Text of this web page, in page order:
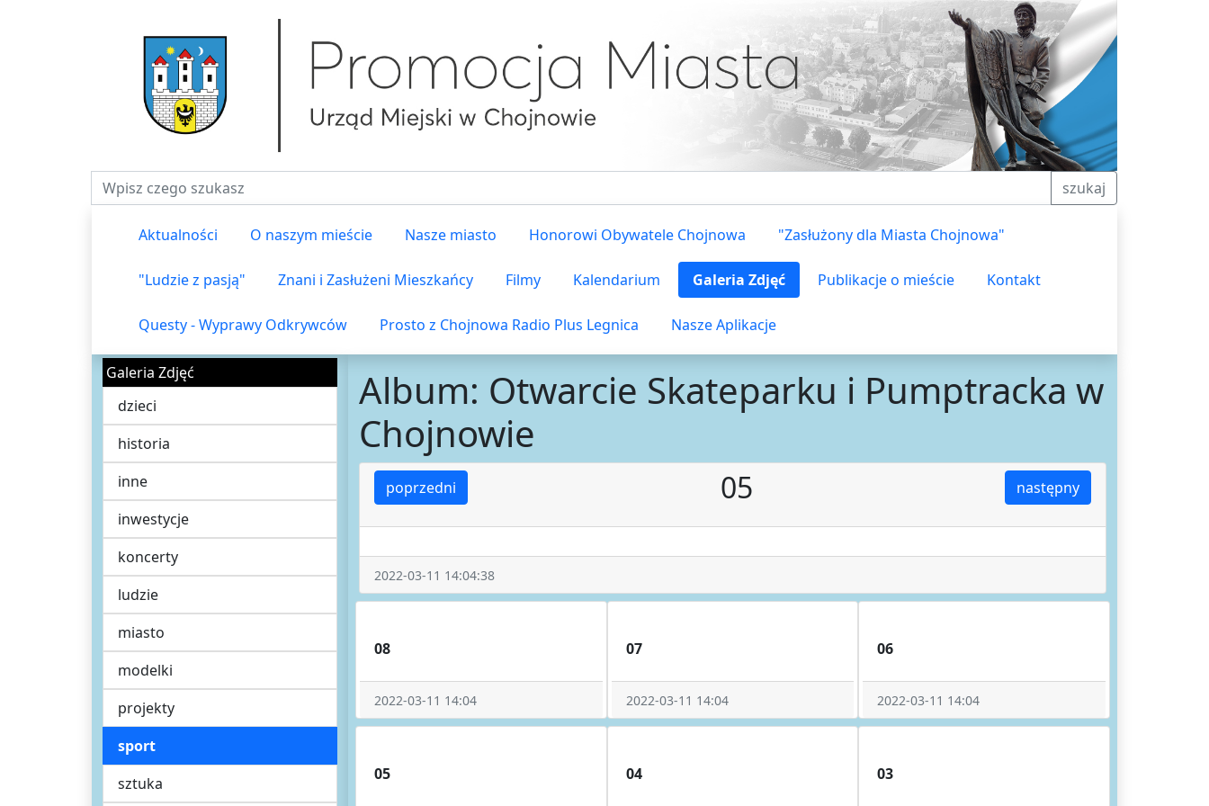
Fraza do wyszukiwania szukaj
Aktualności O naszym mieście Nasze miasto Honorowi Obywatele Chojnowa "Zasłużony dla Miasta Chojnowa"
"Ludzie z pasją" Znani i Zasłużeni Mieszkańcy Filmy Kalendarium Galeria Zdjęć Publikacje o mieście Kontakt
Questy - Wyprawy Odkrywców Prosto z Chojnowa Radio Plus Legnica Nasze Aplikacje
Galeria Zdjęć
dzieci
historia
inne
inwestycje
koncerty
ludzie
miasto
modelki
projekty
sport
sztuka
Album: Otwarcie Skateparku i Pumptracka w
Chojnowie
poprzedni następny
05
2022-03-11 14:04:38
08
2022-03-11 14:04
07
2022-03-11 14:04
06
2022-03-11 14:04
05 04 03